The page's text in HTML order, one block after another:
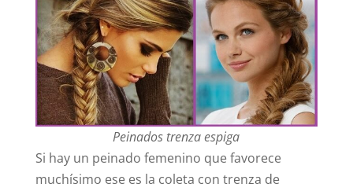
Peinados trenza espiga
Si hay un peinado femenino que favorece
muchísimo ese es la coleta con trenza de